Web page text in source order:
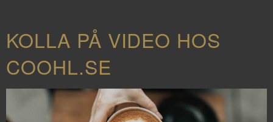
KOLLA PÅ VIDEO HOS
COOHL.SE